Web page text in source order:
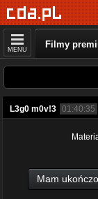
MENU Filmy
L3g0 m0v!3 01:40:35
Mam